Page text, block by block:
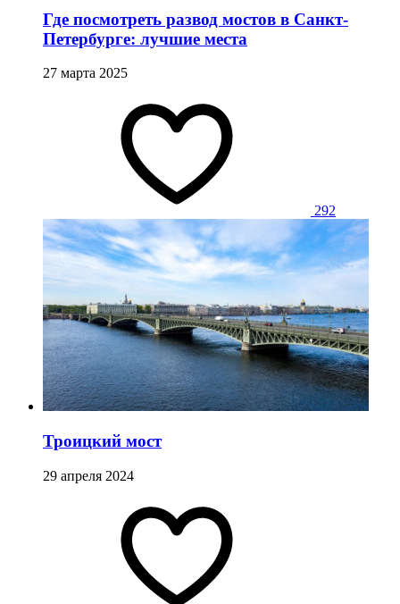
Где посмотреть развод мостов в Санкт-
Петербурге: лучшие места
27 марта 2025
292
Троицкий мост
29 апреля 2024